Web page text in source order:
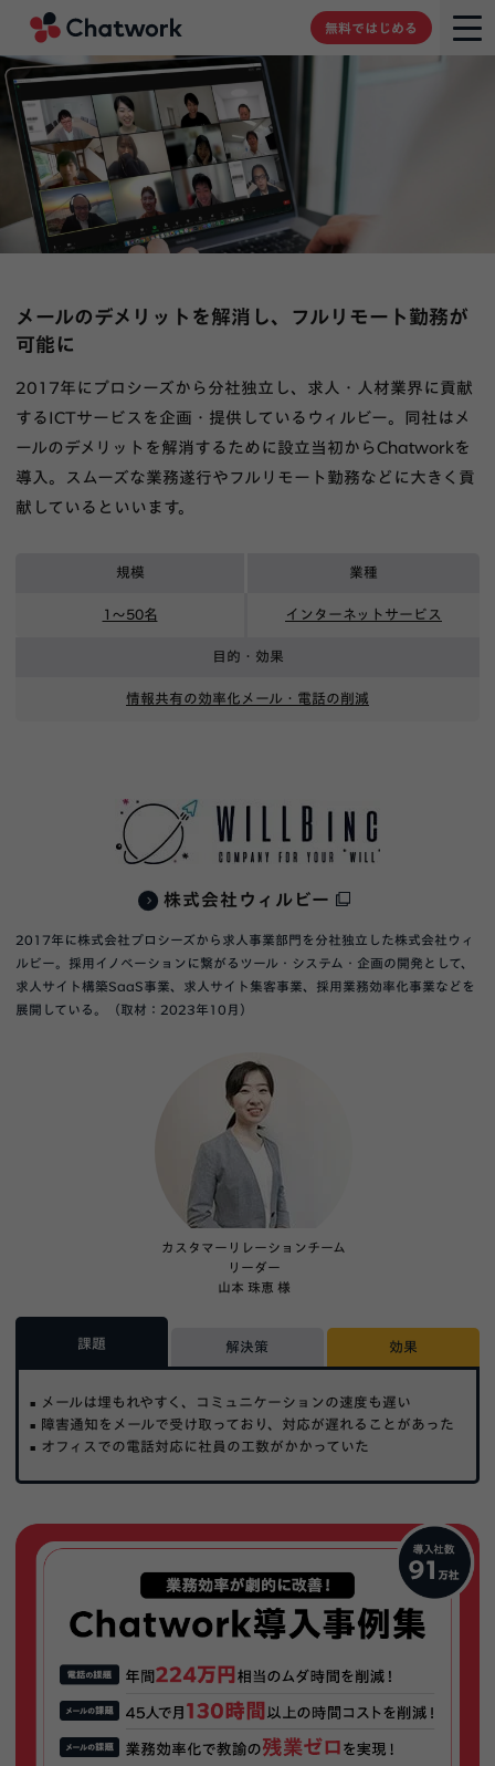
無料ではじめる
メールのデメリットを解消し、フルリモート勤務が
可能に
2017年にプロシーズから分社独立し、求人・人材業界に貢献
するICTサービスを企画・提供しているウィルビー。同社はメ
ールのデメリットを解消するために設立当初からChatworkを
導入。スムーズな業務遂行やフルリモート勤務などに大きく貢
献しているといいます。
規模
1〜50名
業種
インターネットサービス
目的・効果
情報共有の効率化 メール・電話の削減
株式会社ウィルビー
2017年に株式会社プロシーズから求人事業部門を分社独立した株式会社ウィ
ルビー。採用イノベーションに繋がるツール・システム・企画の開発として、
求人サイト構築SaaS事業、求人サイト集客事業、採用業務効率化事業などを
展開している。（取材：2023年10月）
カスタマーリレーションチーム
リーダー
山本 珠恵 様
課題 解決策 効果
メールは埋もれやすく、コミュニケーションの速度も遅い
障害通知をメールで受け取っており、対応が遅れることがあった
オフィスでの電話対応に社員の工数がかかっていた